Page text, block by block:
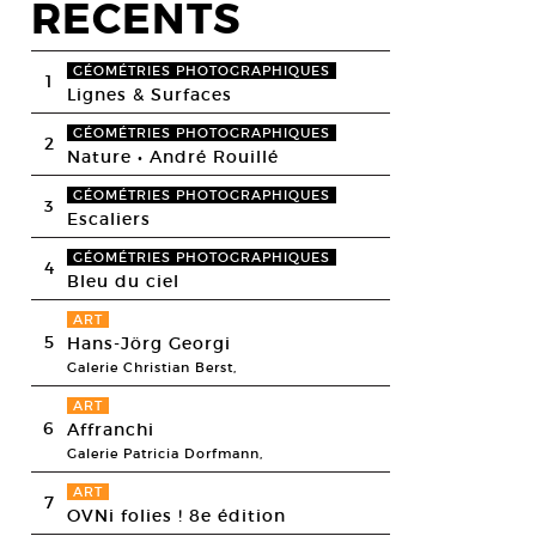
RECENTS
1 GÉOMÉTRIES PHOTOGRAPHIQUES
Lignes & Surfaces
2 GÉOMÉTRIES PHOTOGRAPHIQUES
Nature • André Rouillé
3 GÉOMÉTRIES PHOTOGRAPHIQUES
Escaliers
4 GÉOMÉTRIES PHOTOGRAPHIQUES
Bleu du ciel
5
ART
Hans-Jörg Georgi
Galerie Christian Berst,
6
ART
Affranchi
Galerie Patricia Dorfmann,
7 ART
OVNi folies ! 8e édition